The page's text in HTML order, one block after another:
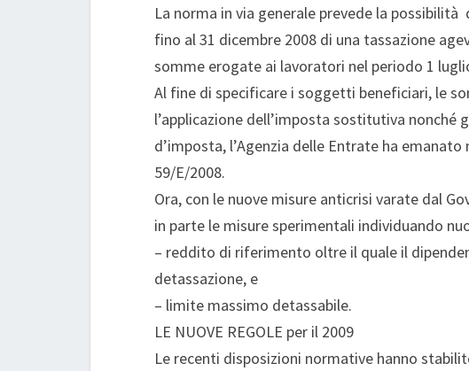
La norma in via generale prevede la
fino al 31 dicembre 2008 di una tassazione
somme erogate ai lavoratori nel periodo 1
Al fine di specificare i soggetti beneficiari, le
l’applicazione dell’imposta sostitutiva
d’imposta, l’Agenzia delle Entrate ha emanato
59/E/2008.
Ora, con le nuove misure anticrisi varate dal
in parte le misure sperimentali individuando
– reddito di riferimento oltre il quale il
detassazione, e
– limite massimo detassabile.
LE NUOVE REGOLE per il 2009
Le recenti disposizioni normative hanno